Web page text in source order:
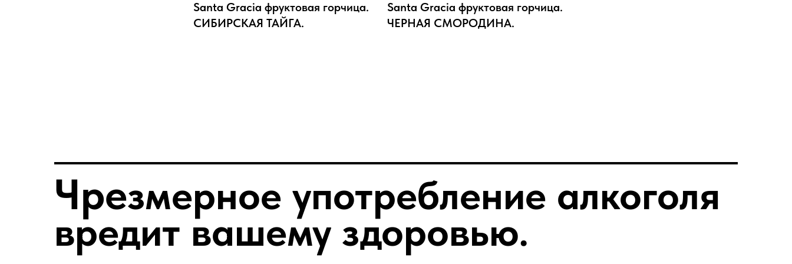
Santa Gracia фруктовая горчица.
СИБИРСКАЯ ТАЙГА.
Santa Gracia фруктовая горчица.
ЧЕРНАЯ СМОРОДИНА.
Чрезмерное употребление алкоголя
вредит вашему здоровью.